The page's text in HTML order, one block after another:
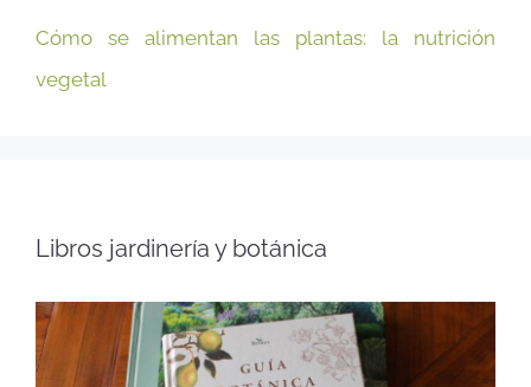
Cómo se alimentan las plantas: la nutrición
vegetal
Libros jardinería y botánica